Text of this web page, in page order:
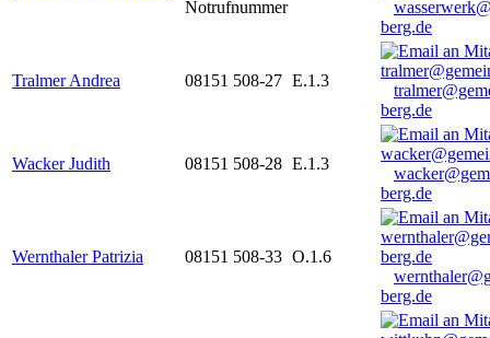
Notrufnummer
berg.de
Tralmer Andrea 08151 508-27 E.1.3
berg.de
Wacker Judith 08151 508-28 E.1.3
berg.de
Wernthaler Patrizia 08151 508-33 O.1.6
berg.de